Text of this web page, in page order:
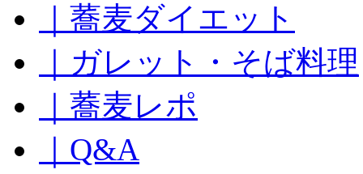
｜蕎麦ダイエット
｜ガレット・そば料理
｜蕎麦レポ
｜Q&A